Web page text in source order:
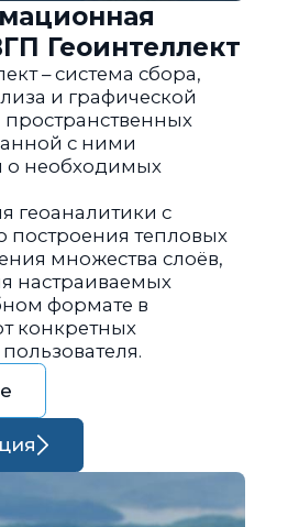
Геоинтеллект
– система сбора,
и графической
с ними
необходимых
геоаналитики с
построения тепловых
множества слоёв,
настраиваемых
формате в
конкретных